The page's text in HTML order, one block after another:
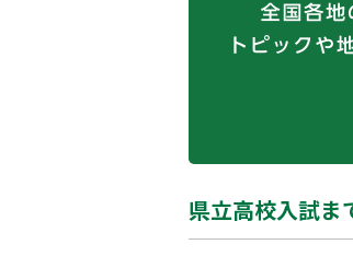
県立高校入試ま